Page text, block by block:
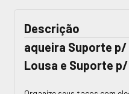
Descrição
aqueira Suporte
Lousa e Suporte p/